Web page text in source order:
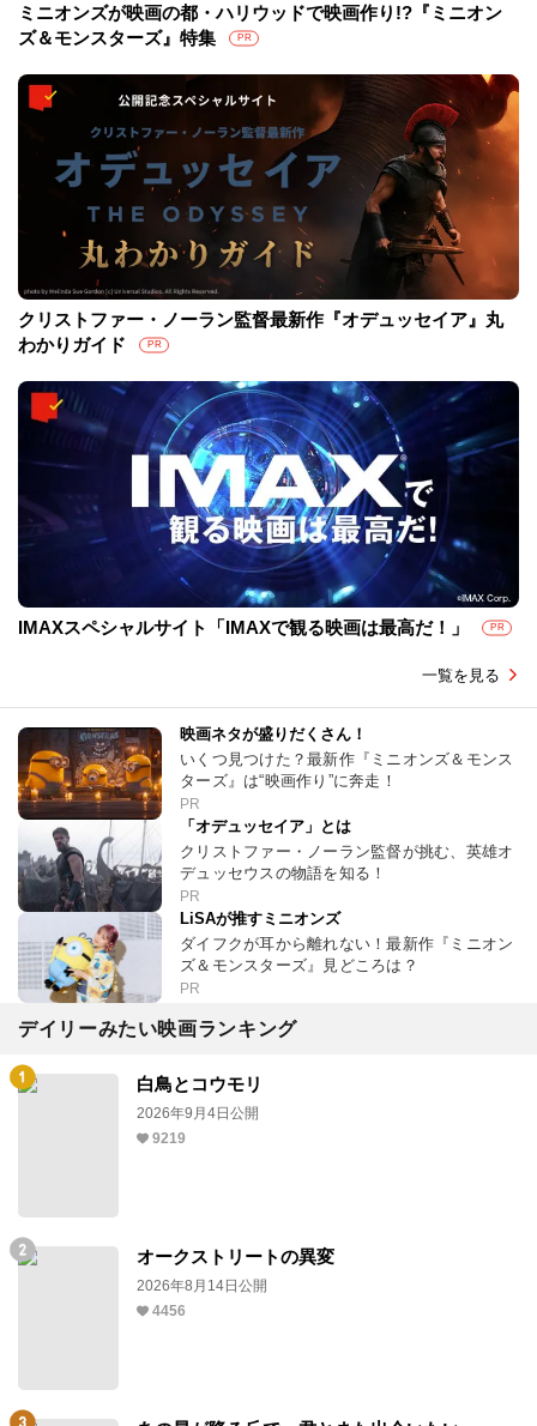
ミニオンズが映画の都・ハリウッドで映画作り!?『ミニオン
ズ＆モンスターズ』特集
PR
クリストファー・ノーラン監督最新作『オデュッセイア』丸
わかりガイド
PR
IMAXスペシャルサイト「IMAXで観る映画は最高だ！」 PR
一覧を見る
映画ネタが盛りだくさん！
いくつ見つけた？最新作『ミニオンズ＆モンス
ターズ』は“映画作り”に奔走！
PR
「オデュッセイア」とは
クリストファー・ノーラン監督が挑む、英雄オ
デュッセウスの物語を知る！
PR
LiSAが推すミニオンズ
ダイフクが耳から離れない！最新作『ミニオン
ズ＆モンスターズ』見どころは？
PR
デイリーみたい映画ランキング
白鳥とコウモリ
2026年9月4日公開
9219
オークストリートの異変
2026年8月14日公開
4456